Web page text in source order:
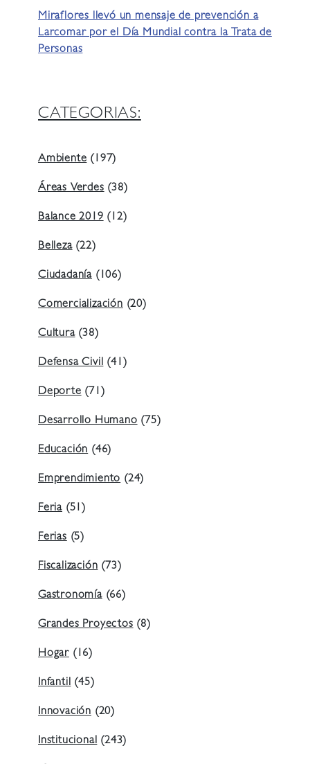
Miraflores llevó un mensaje de prevención a
Larcomar por el Día Mundial contra la Trata de
Personas
CATEGORIAS:
Ambiente(197)
Áreas Verdes(38)
Balance 2019(12)
Belleza(22)
Ciudadanía (106)
Comercialización(20)
Cultura(38)
Defensa Civil(41)
Deporte(71)
Desarrollo Humano(75)
Educación(46)
Emprendimiento(24)
Feria (51)
Ferias(5)
Fiscalización(73)
Gastronomía(66)
Grandes Proyectos(8)
Hogar (16)
Infantil(45)
Innovación (20)
Institucional(243)